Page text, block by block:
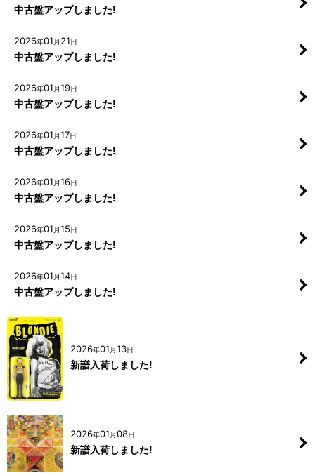
中古盤アップしました!
2026年01 月 21日
中古盤アップしました!
2026年01 月19日
中古盤アップしました!
2026年01 月17日
中古盤アップしました!
2026年01 月16日
中古盤アップしました!
2026年01 月15日
中古盤アップしました!
2026年01 月14日
中古盤アップしました!
2026年01 月13日
新譜入荷しました!
2026年01 月08日
新譜入荷しました!